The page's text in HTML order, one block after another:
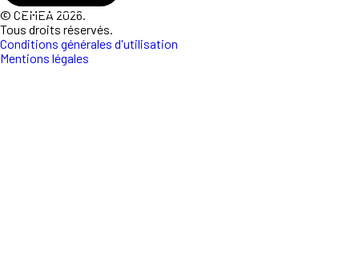
© CEMEA 2026.
Tous droits réservés.
Conditions générales d'utilisation
Mentions légales